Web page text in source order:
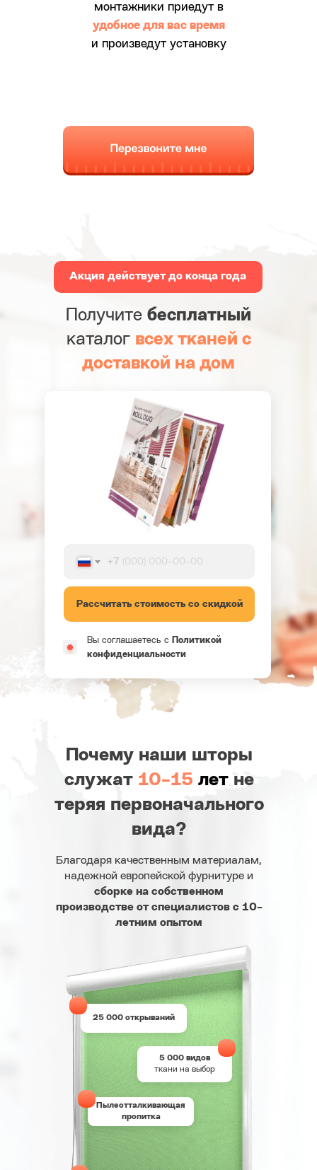
Чтобы получить скидку, оставьте
номер телефона и менеджер с вами
свяжется в течение30 минут.
монтажники приедут в
удобное для вас время
и произведут установку
Акция действует до конца года
Получите бесплатный
каталог всех тканей с
доставкой на дом
+7
Рассчитать стоимость со скидкой
Вы соглашаетесь с Политикой
конфиденциальности
Почему наши шторы
служат 10-15 летне
теряя первоначального
вида?
Благодаря качественным материалам,
надежной европейской фурнитуре и
сборке на собственном
производстве от специалистов с 10-
летним опытом
25 000 открываний
5 000 видов
ткани на выбор
Пылеотталкивающая
пропитка